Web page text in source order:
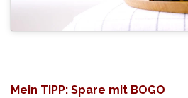
Mein TIPP: Spare mit BOGO